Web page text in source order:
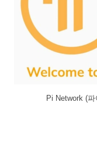
Pi Network (